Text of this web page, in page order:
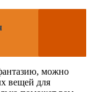
можно
вещей для